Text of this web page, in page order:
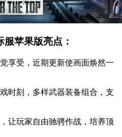
苹果版亮点：
享受，近期更新使画面焕然一
时刻，多样武器装备组合，支
让玩家自由驰骋作战，培养顶